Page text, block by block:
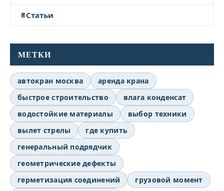
Статьи
МЕТКИ
автокран москва
аренда крана
быстрое строительство
влага конденсат
водостойкие материалы
выбор техники
вылет стрелы
где купить
генеральный подрядчик
геометрические дефекты
герметизация соединений
грузовой момент